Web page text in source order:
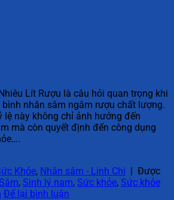
Lít Rượu là câu hỏi quan trọng khi
nhân sâm ngâm rượu chất lượng.
lệ này không chỉ ảnh hưởng đến
mà còn quyết định đến công dụng
Khỏe, Nhân sâm - Linh Chi | Được
, Sinh lý nam, Sức khỏe, Sức khỏe
Để lại bình luận